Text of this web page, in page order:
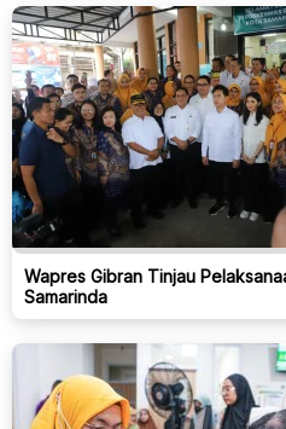
Wapres Gibran Tinjau
Samarinda